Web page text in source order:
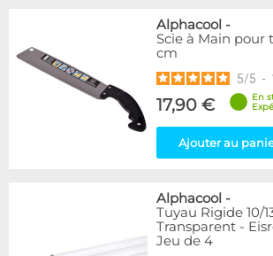
Alphacool -
Scie à Main pour
cm
5/5 -
17,90 €
En
Ajouter au
Alphacool -
Tuyau Rigide 10/
Transparent -
Jeu de 4